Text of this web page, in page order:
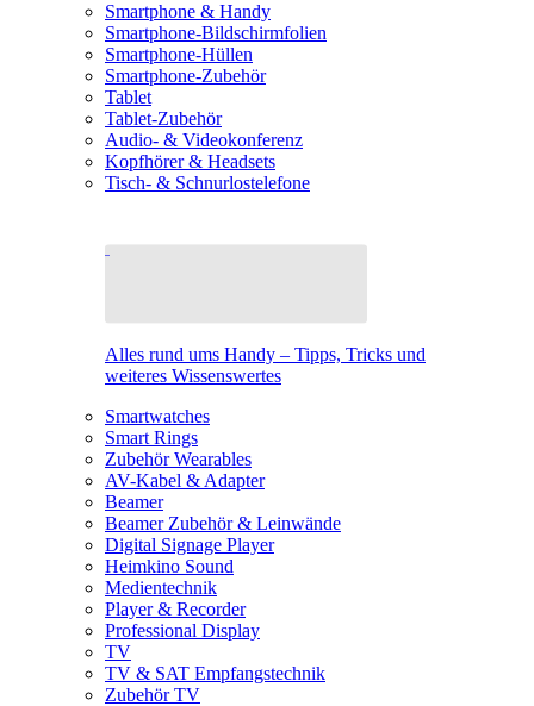
Smartphone & Handy
Smartphone-Bildschirmfolien
Smartphone-Hüllen
Smartphone-Zubehör
Tablet
Tablet-Zubehör
Audio- & Videokonferenz
Kopfhörer & Headsets
Tisch- & Schnurlostelefone
Alles rund ums Handy – Tipps, Tricks und
weiteres Wissenswertes
Smartwatches
Smart Rings
Zubehör Wearables
AV-Kabel & Adapter
Beamer
Beamer Zubehör & Leinwände
Digital Signage Player
Heimkino Sound
Medientechnik
Player & Recorder
Professional Display
TV
TV & SAT Empfangstechnik
Zubehör TV